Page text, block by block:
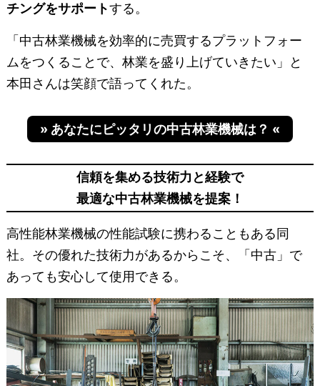
チングをサポートする。
「中古林業機械を効率的に売買するプラットフォー
ムをつくることで、林業を盛り上げていきたい」と
本田さんは笑顔で語ってくれた。
» あなたにピッタリの中古林業機械は？ «
信頼を集める技術力と経験で
最適な中古林業機械を提案！
高性能林業機械の性能試験に携わることもある同
社。その優れた技術力があるからこそ、「中古」で
あっても安心して使用できる。